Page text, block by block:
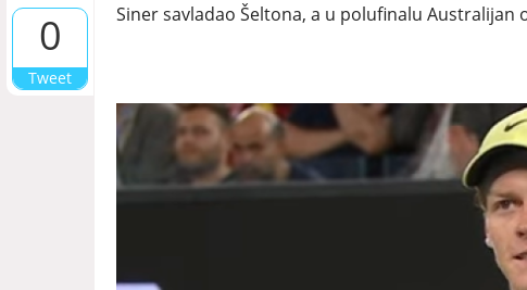
0
Tweet
Siner savladao Šeltona, a u polufinalu Australijan